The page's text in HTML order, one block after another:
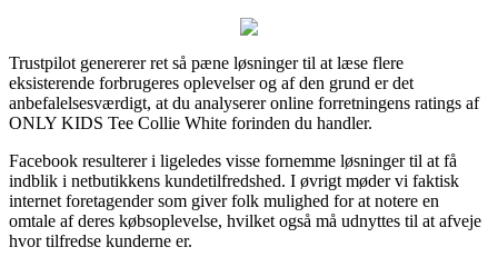
Trustpilot genererer ret så pæne løsninger til at læse flere
eksisterende forbrugeres oplevelser og af den grund er det
anbefalelsesværdigt, at du analyserer online forretningens ratings af
ONLY KIDS Tee Collie White forinden du handler.
Facebook resulterer i ligeledes visse fornemme løsninger til at få
indblik i netbutikkens kundetilfredshed. I øvrigt møder vi faktisk
internet foretagender som giver folk mulighed for at notere en
omtale af deres købsoplevelse, hvilket også må udnyttes til at afveje
hvor tilfredse kunderne er.